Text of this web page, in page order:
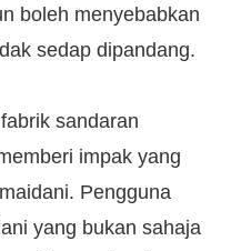
boleh menyebabkan
sedap dipandang.
sandaran
impak yang
Pengguna
yang bukan sahaja